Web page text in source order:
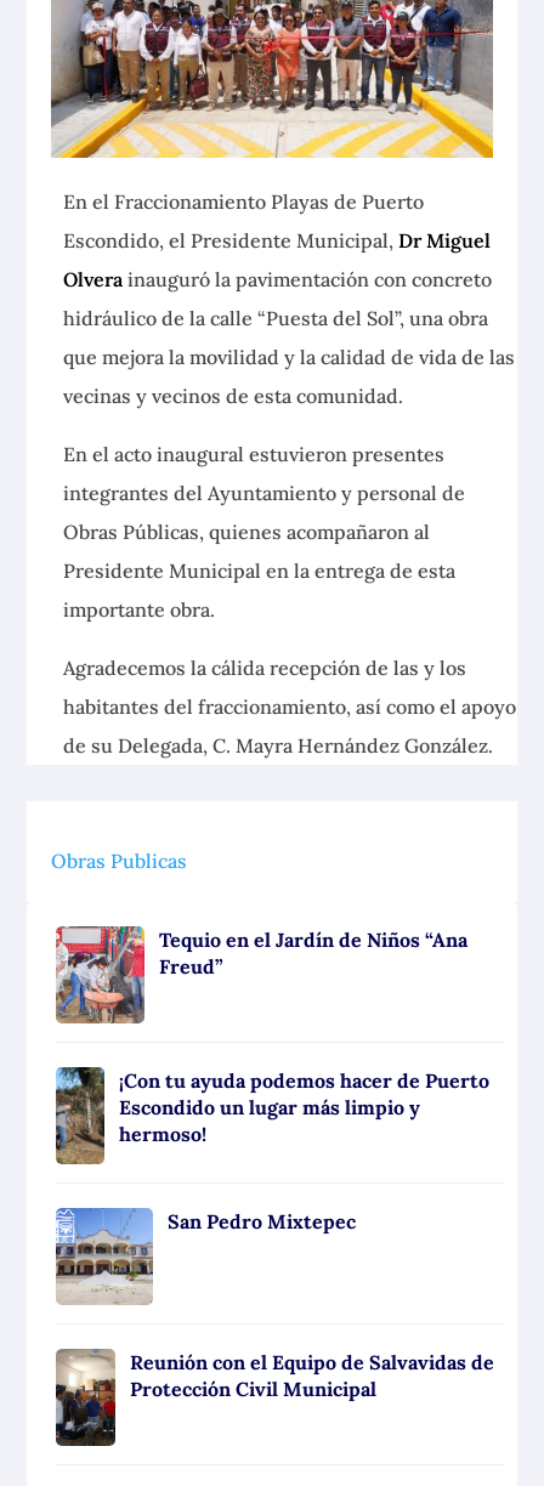
En el Fraccionamiento Playas de Puerto
Escondido, el Presidente Municipal,Dr Miguel
Olvera inauguró la pavimentacióncon concreto
hidráulico de la calle “Puesta del Sol”, una obra
que mejora la movilidad y la calidad de vida de las
vecinas y vecinos de esta comunidad.
En el acto inaugural estuvieron presentes
integrantes del Ayuntamiento y personal de
Obras Públicas, quienes acompañaron al
Presidente Municipal en la entrega de esta
importante obra.
Agradecemos la cálida recepción de las y los
habitantes del fraccionamiento, así como el apoyo
de su Delegada, C. Mayra Hernández González.
Obras Publicas
Tequio en el Jardín de Niños “Ana
Freud”
¡Con tu ayuda podemos hacer de Puerto
Escondido un lugar más limpio y
hermoso!
San Pedro Mixtepec
Reunión con el Equipo de Salvavidas de
Protección Civil Municipal